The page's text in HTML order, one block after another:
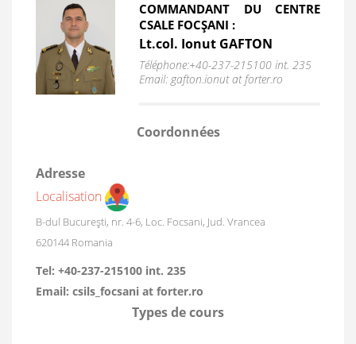
COMMANDANT DU CENTRE
CSALE FOCŞANI :
Lt.col. Ionut GAFTON
Téléphone:+40-237-215100 int. 235
Email: gafton.ionut at forter.ro
Coordonnées
Adresse
Localisation
B-dul Bucureşti, nr. 4-6, Loc. Focsani, Jud. Vrancea
620144 Romania
Tel: +40-237-215100 int. 235
Email: csils_focsani at forter.ro
Types de cours